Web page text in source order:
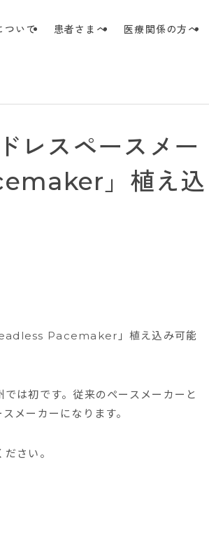
ついて 患者さまへ 医療関係の方へ
レスペースメー
」植え込
Pacemaker」植え込み可能
は初です。従来のペースメーカーと
メーカーになります。
さい。